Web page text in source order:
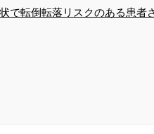
で転倒転落リスクのある患者